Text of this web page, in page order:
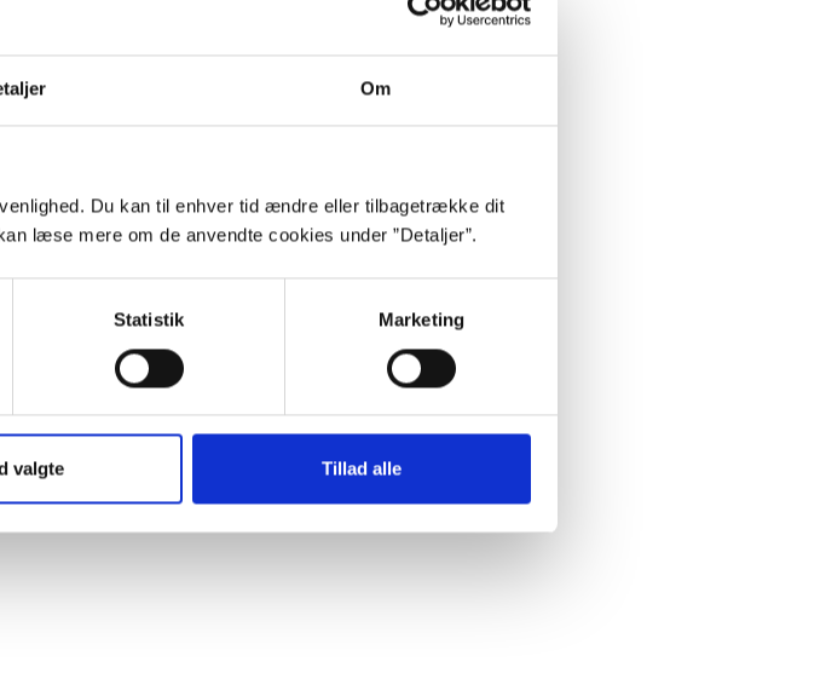
Om
Du kan til enhver tid ændre eller tilbagetrække dit
læse mere om de anvendte cookies under ”Detaljer”.
Statistik Marketing
valgte Tillad alle